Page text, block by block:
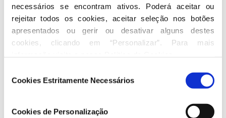
necessários se encontram ativos. Poderá aceitar ou
rejeitar todos os cookies, aceitar seleção nos botões
apresentados ou gerir ou desativar alguns destes
cookies, clicando em “Personalizar”. Para mais
deCookies Estritamente Necessários
Cookies de Personalização
Conheça a atividade de Hugo Carneiro
No Parlamento